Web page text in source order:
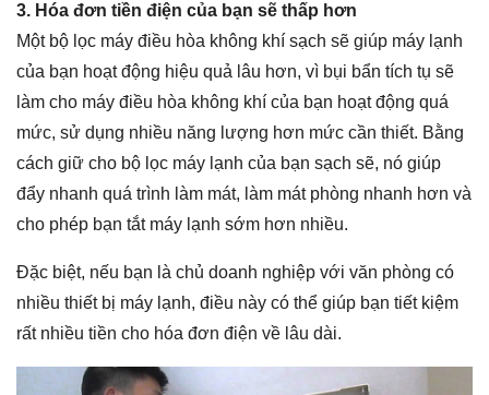
3. Hóa đơn tiền điện của bạn sẽ thấp hơn
Một bộ lọc máy điều hòa không khí sạch sẽ giúp máy lạnh
của bạn hoạt động hiệu quả lâu hơn, vì bụi bẩn tích tụ sẽ
làm cho máy điều hòa không khí của bạn hoạt động quá
mức, sử dụng nhiều năng lượng hơn mức cần thiết. Bằng
cách giữ cho bộ lọc máy lạnh của bạn sạch sẽ, nó giúp
đẩy nhanh quá trình làm mát, làm mát phòng nhanh hơn và
cho phép bạn tắt máy lạnh sớm hơn nhiều.
Đặc biệt, nếu bạn là chủ doanh nghiệp với văn phòng có
nhiều thiết bị máy lạnh, điều này có thể giúp bạn tiết kiệm
rất nhiều tiền cho hóa đơn điện về lâu dài.